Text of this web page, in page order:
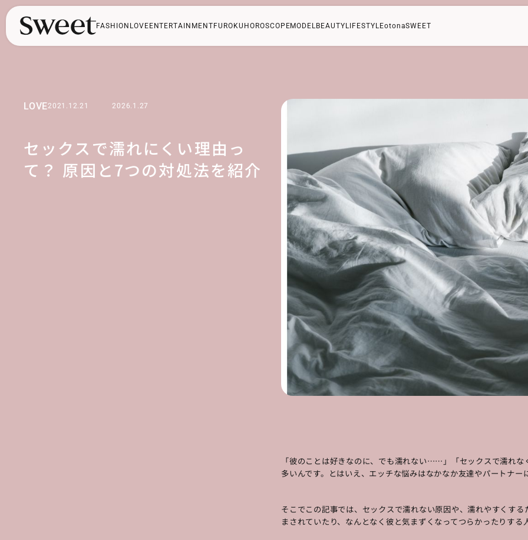
FASHION LOVE ENTERTAINMENT FUROKU HOROSCOPEMODELBEAUTY LIFESTYLEotonaSWEET
LOVE2021.12.21 2026.1.27
セックスで濡れにくい理由っ
て？ 原因と7つの対処法を紹介
「彼のことは好きなのに、でも濡れない……」「セックスで濡れ
多いんです。とはいえ、エッチな悩みはなかなか友達やパートナー
そこでこの記事では、セックスで濡れない原因や、濡れやすくす
まされていたり、なんとなく彼と気まずくなってつらかったりす